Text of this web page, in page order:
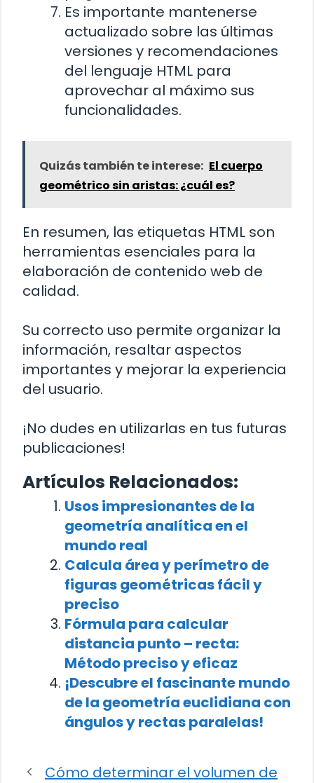
Es importante mantenerse
actualizado sobre las últimas
versiones y recomendaciones
del lenguaje HTML para
aprovechar al máximo sus
funcionalidades.
Quizás también te interese: El cuerpo
geométrico sin aristas: ¿cuál es?
En resumen, las etiquetas HTML son
herramientas esenciales para la
elaboración de contenido web de
calidad.
Su correcto uso permite organizar la
información, resaltar aspectos
importantes y mejorar la experiencia
del usuario.
¡No dudes en utilizarlas en tus futuras
publicaciones!
Artículos Relacionados:
Usos impresionantes de la
geometría analítica en el
mundo real
Calcula área y perímetro de
figuras geométricas fácil y
preciso
Fórmula para calcular
distancia punto – recta:
Método preciso y eficaz
¡Descubre el fascinante mundo
de la geometría euclidiana con
ángulos y rectas paralelas!
Cómo determinar el volumen de